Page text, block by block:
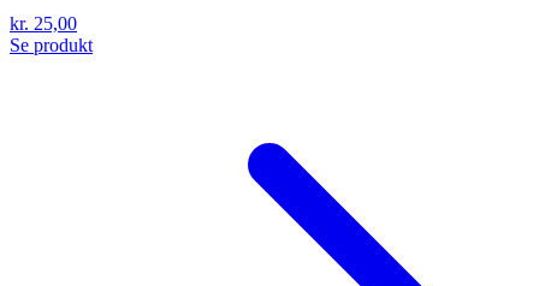
kr. 25,00
Se produkt